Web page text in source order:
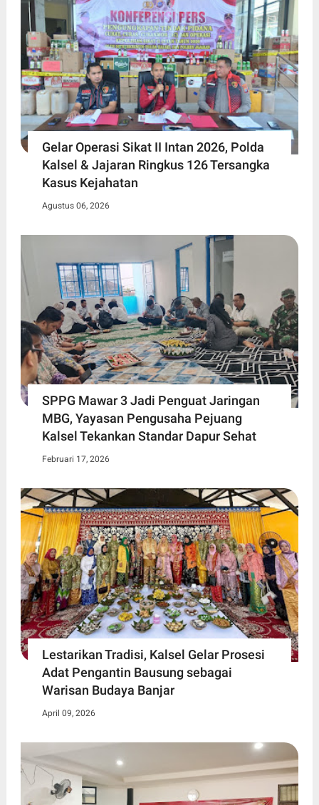
Gelar Operasi Sikat II Intan 2026, Polda
Kalsel & Jajaran Ringkus 126 Tersangka
Kasus Kejahatan
Agustus 06, 2026
SPPG Mawar 3 Jadi Penguat Jaringan
MBG, Yayasan Pengusaha Pejuang
Kalsel Tekankan Standar Dapur Sehat
Februari 17, 2026
Lestarikan Tradisi, Kalsel Gelar Prosesi
Adat Pengantin Bausung sebagai
Warisan Budaya Banjar
April 09, 2026